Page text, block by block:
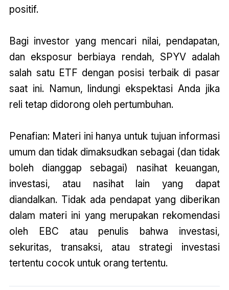
positif.
Bagi investor yang mencari nilai, pendapatan,
dan eksposur berbiaya rendah, SPYV adalah
salah satu ETF dengan posisi terbaik di pasar
saat ini. Namun, lindungi ekspektasi Anda jika
reli tetap didorong oleh pertumbuhan.
Penafian: Materi ini hanya untuk tujuan informasi
umum dan tidak dimaksudkan sebagai (dan tidak
boleh dianggap sebagai) nasihat keuangan,
investasi, atau nasihat lain yang dapat
diandalkan. Tidak ada pendapat yang diberikan
dalam materi ini yang merupakan rekomendasi
oleh EBC atau penulis bahwa investasi,
sekuritas, transaksi, atau strategi investasi
tertentu cocok untuk orang tertentu.